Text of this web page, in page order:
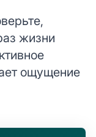
жизни
ощущение